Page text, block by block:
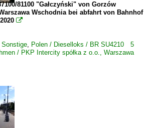
81100 "Gałczyński" von Gorzów
Wschodnia bei abfahrt von Bahnhof

, Polen / Dieselloks / BR SU4210 5
/ PKP Intercity spółka z o.o., Warszawa